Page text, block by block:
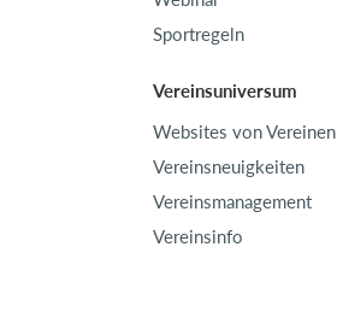
Sportregeln
Vereinsuniversum
Websites von Vereinen
Vereinsneuigkeiten
Vereinsmanagement
Vereinsinfo